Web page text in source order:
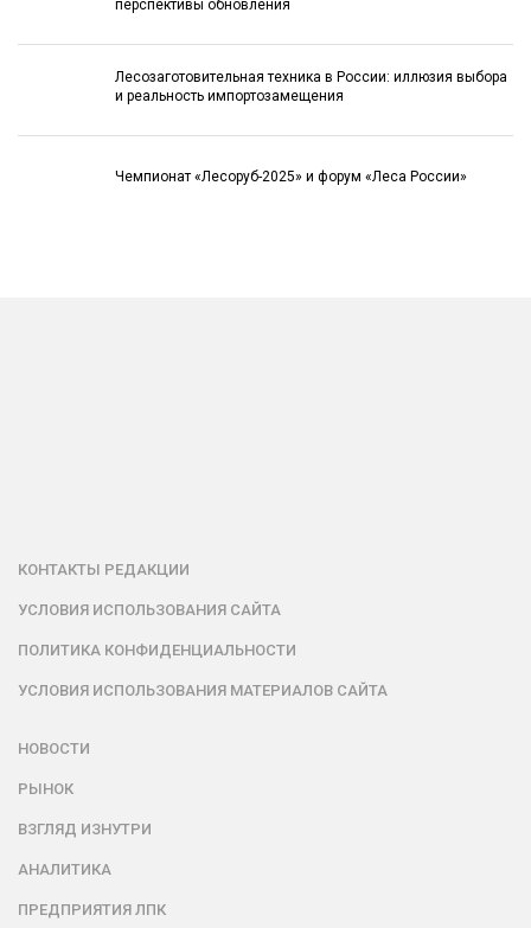
перспективы обновления
Лесозаготовительная техника в России: иллюзия выбора
и реальность импортозамещения
Чемпионат «Лесоруб-2025» и форум «Леса России»
КОНТАКТЫ РЕДАКЦИИ
УСЛОВИЯ ИСПОЛЬЗОВАНИЯ САЙТА
ПОЛИТИКА КОНФИДЕНЦИАЛЬНОСТИ
УСЛОВИЯ ИСПОЛЬЗОВАНИЯ МАТЕРИАЛОВ САЙТА
НОВОСТИ
РЫНОК
ВЗГЛЯД ИЗНУТРИ
АНАЛИТИКА
ПРЕДПРИЯТИЯ ЛПК